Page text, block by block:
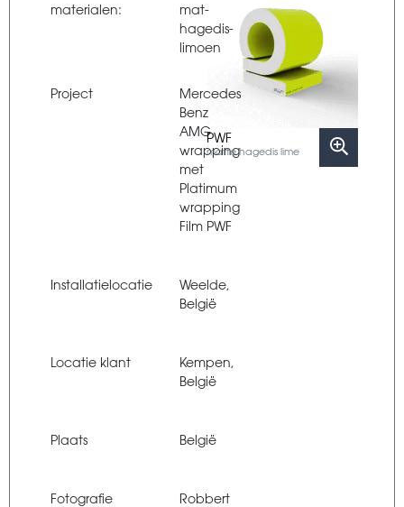
materialen:
mat-
hagedis-
limoen
Project
Mercedes
Benz
AMG
wrapping
met
Platimum
wrapping
Film PWF
Installatielocatie
Weelde,
België
Locatie klant
Kempen,
België
Plaats België
Fotografie
Robbert
PWF
matte hagedis lime